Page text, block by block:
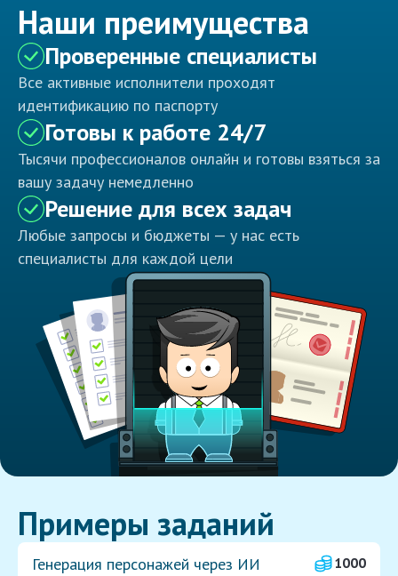
Наши преимущества
Проверенные специалисты
Все активные исполнители проходят
идентификацию по паспорту
Готовы к работе 24/7
Тысячи профессионалов онлайн и готовы взяться за
вашу задачу немедленно
Решение для всех задач
Любые запросы и бюджеты — у нас есть
специалисты для каждой цели
Примеры заданий
Генерация персонажей через ИИ
1000